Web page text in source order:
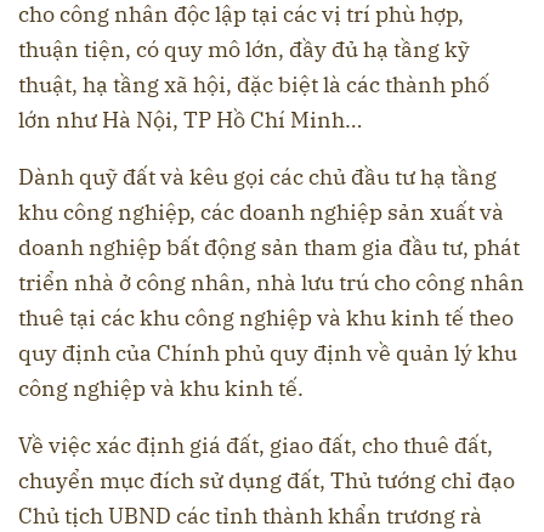
cho công nhân độc lập tại các vị trí phù hợp,
thuận tiện, có quy mô lớn, đầy đủ hạ tầng kỹ
thuật, hạ tầng xã hội, đặc biệt là các thành phố
lớn như Hà Nội, TP Hồ Chí Minh…
Dành quỹ đất và kêu gọi các chủ đầu tư hạ tầng
khu công nghiệp, các doanh nghiệp sản xuất và
doanh nghiệp bất động sản tham gia đầu tư, phát
triển nhà ở công nhân, nhà lưu trú cho công nhân
thuê tại các khu công nghiệp và khu kinh tế theo
quy định của Chính phủ quy định về quản lý khu
công nghiệp và khu kinh tế.
Về việc xác định giá đất, giao đất, cho thuê đất,
chuyển mục đích sử dụng đất, Thủ tướng chỉ đạo
Chủ tịch UBND các tỉnh thành khẩn trương rà